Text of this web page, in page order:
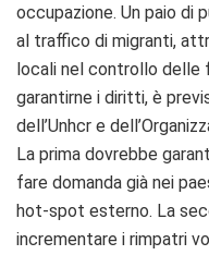
occupazione. Un paio di
al traffico di migranti,
locali nel controllo delle
garantirne i diritti, è
dell’Unhcr e
La prima dovrebbe
fare domanda già nei
hot-spot esterno. La
incrementare i rimpatri